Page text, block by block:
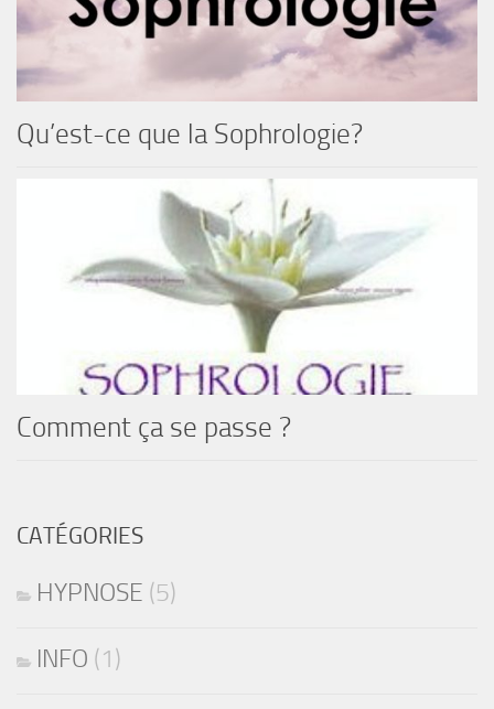
Qu’est-ce que la Sophrologie?
Comment ça se passe ?
CATÉGORIES
HYPNOSE (5)
INFO (1)